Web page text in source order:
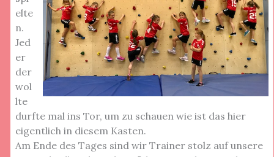
elte
n.
Jed
er
der
wol
lte
durfte mal ins Tor, um zu schauen wie ist das hier
eigentlich in diesem Kasten.
Am Ende des Tages sind wir Trainer stolz auf unsere